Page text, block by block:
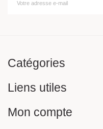
Catégories
Liens utiles
Mon compte